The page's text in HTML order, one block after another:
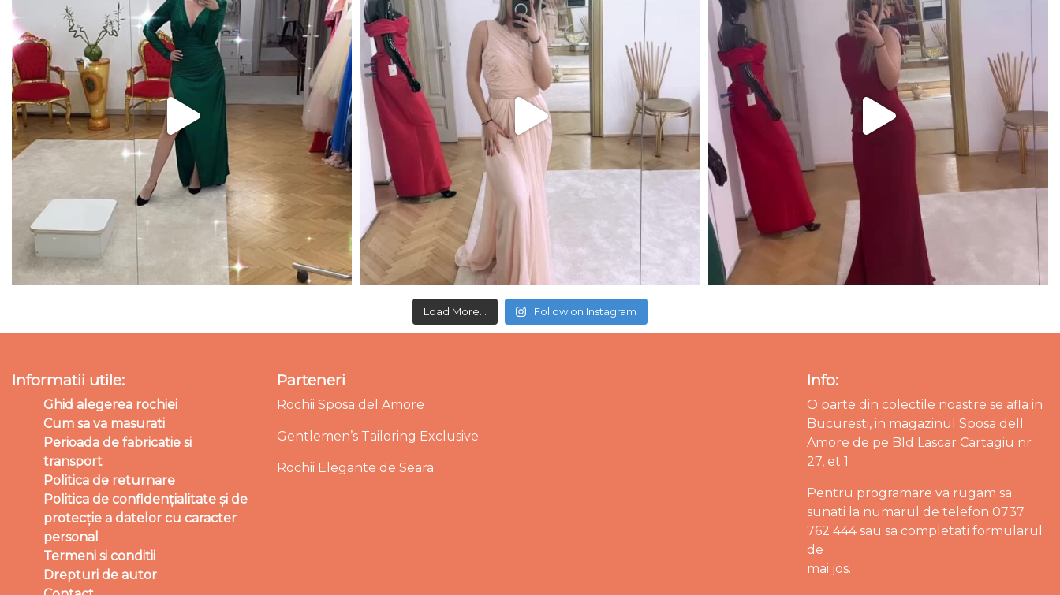
Load More... Follow on Instagram
Informatii utile:
Ghid alegerea rochiei
Cum sa va masurati
Perioada de fabricatie si
transport
Politica de returnare
Politica de confidențialitate și de
protecție a datelor cu caracter
personal
Termeni si conditii
Drepturi de autor
Parteneri
Rochii Sposa del Amore
Gentlemen’s Tailoring Exclusive
Rochii Elegante de Seara
Info:
O parte din colectile noastre se afla in
Bucuresti, in magazinul Sposa dell
Amore de pe Bld Lascar Cartagiu nr
27, et 1
Pentru programare va rugam sa
sunati la numarul de telefon 0737
762 444 sau sa completati formularul
de
mai jos.